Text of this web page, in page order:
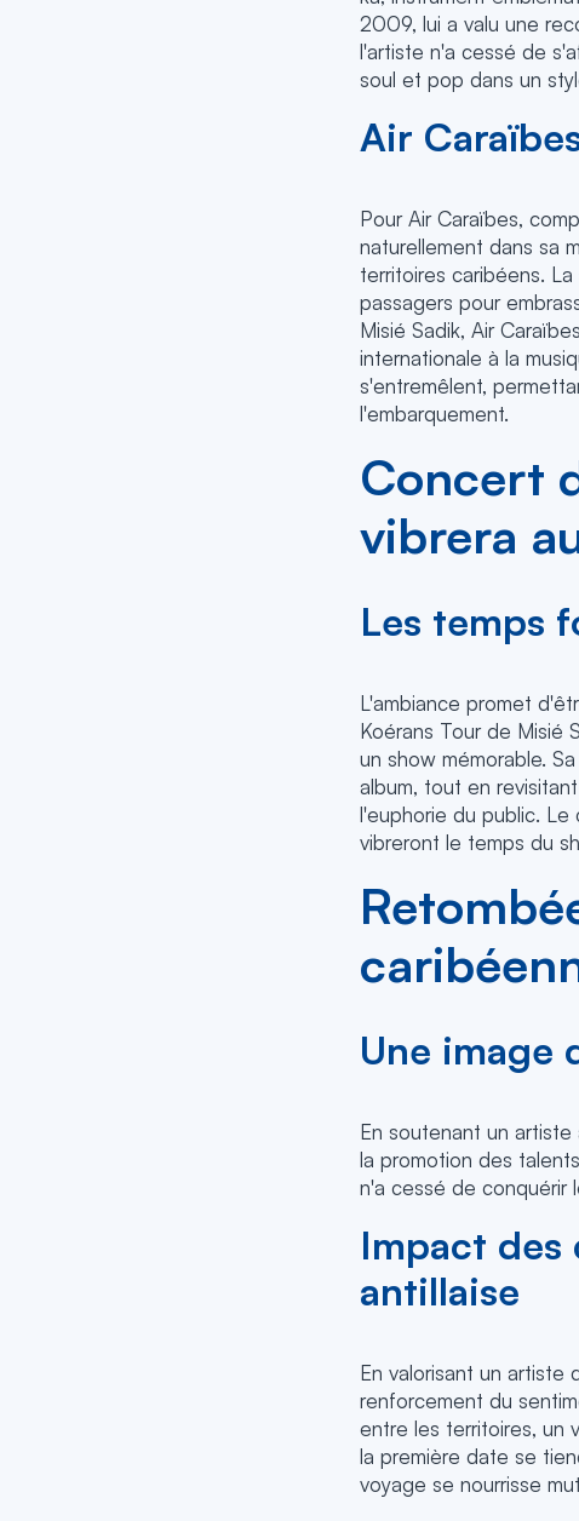
2009, lui a valu une
l'artiste n'a cessé de
soul et pop dans un
Air
Pour Air Caraïbes,
naturellement dans sa
territoires caribéens.
passagers pour
Misié Sadik, Air
internationale à la
s'entremêlent,
l'embarquement.
Concert
vibrera
Les temps
L'ambiance promet
Koérans Tour de Misié
un show mémorable.
album, tout en
l'euphorie du public.
vibreront le temps du
Une image
En soutenant un
la promotion des
n'a cessé de conquérir
Impact des
antillaise
En valorisant un artiste
renforcement du
entre les territoires, un
la première date se
voyage se nourrisse